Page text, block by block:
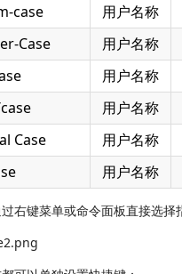
case 用户名称
Case 用户名称
用户名称
用户名称
Case 用户名称
用户名称
右键菜单或命令面板直接选择